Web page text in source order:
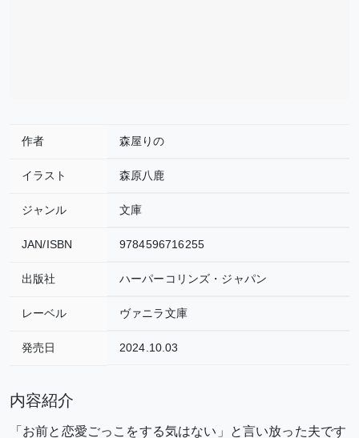
作者 森屋りの
イラスト 森原八鹿
ジャンル 文庫
JAN/ISBN 9784596716255
出版社 ハーパーコリンズ・ジャパン
レーベル ヴァニラ文庫
発売日 2024.10.03
内容紹介
「お前と恋愛ごっこをする気はない」と言い放った夫です